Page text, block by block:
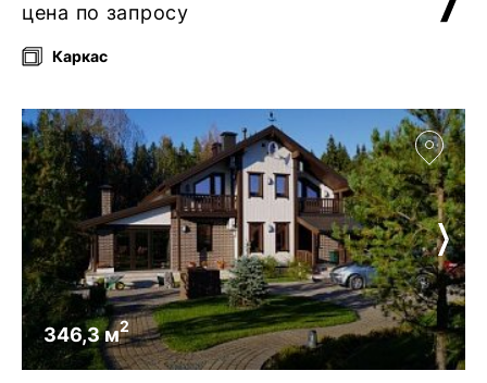
цена по запросу
Каркас
346,3 м2